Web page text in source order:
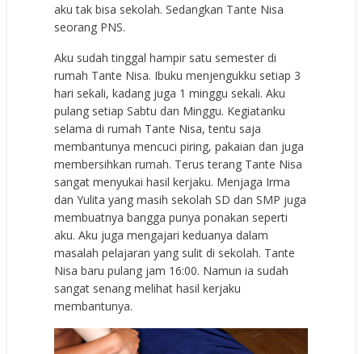
aku tak bisa sekolah. Sedangkan Tante Nisa
seorang PNS.
Aku sudah tinggal hampir satu semester di
rumah Tante Nisa. Ibuku menjengukku setiap 3
hari sekali, kadang juga 1 minggu sekali. Aku
pulang setiap Sabtu dan Minggu. Kegiatanku
selama di rumah Tante Nisa, tentu saja
membantunya mencuci piring, pakaian dan juga
membersihkan rumah. Terus terang Tante Nisa
sangat menyukai hasil kerjaku. Menjaga Irma
dan Yulita yang masih sekolah SD dan SMP juga
membuatnya bangga punya ponakan seperti
aku. Aku juga mengajari keduanya dalam
masalah pelajaran yang sulit di sekolah. Tante
Nisa baru pulang jam 16:00. Namun ia sudah
sangat senang melihat hasil kerjaku
membantunya.